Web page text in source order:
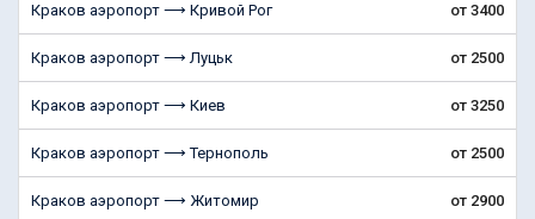
Краков аэропорт ⟶ Кривой Рог от 3400
Краков аэропорт ⟶ Луцьк от 2500
Краков аэропорт ⟶ Киев от 3250
Краков аэропорт ⟶ Тернополь от 2500
Краков аэропорт ⟶ Житомир от 2900